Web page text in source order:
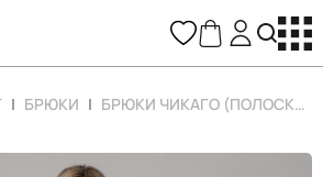
БРЮКИ БРЮКИ ЧИКАГО (ПОЛОСКА/ЧЁРНЫЙ)